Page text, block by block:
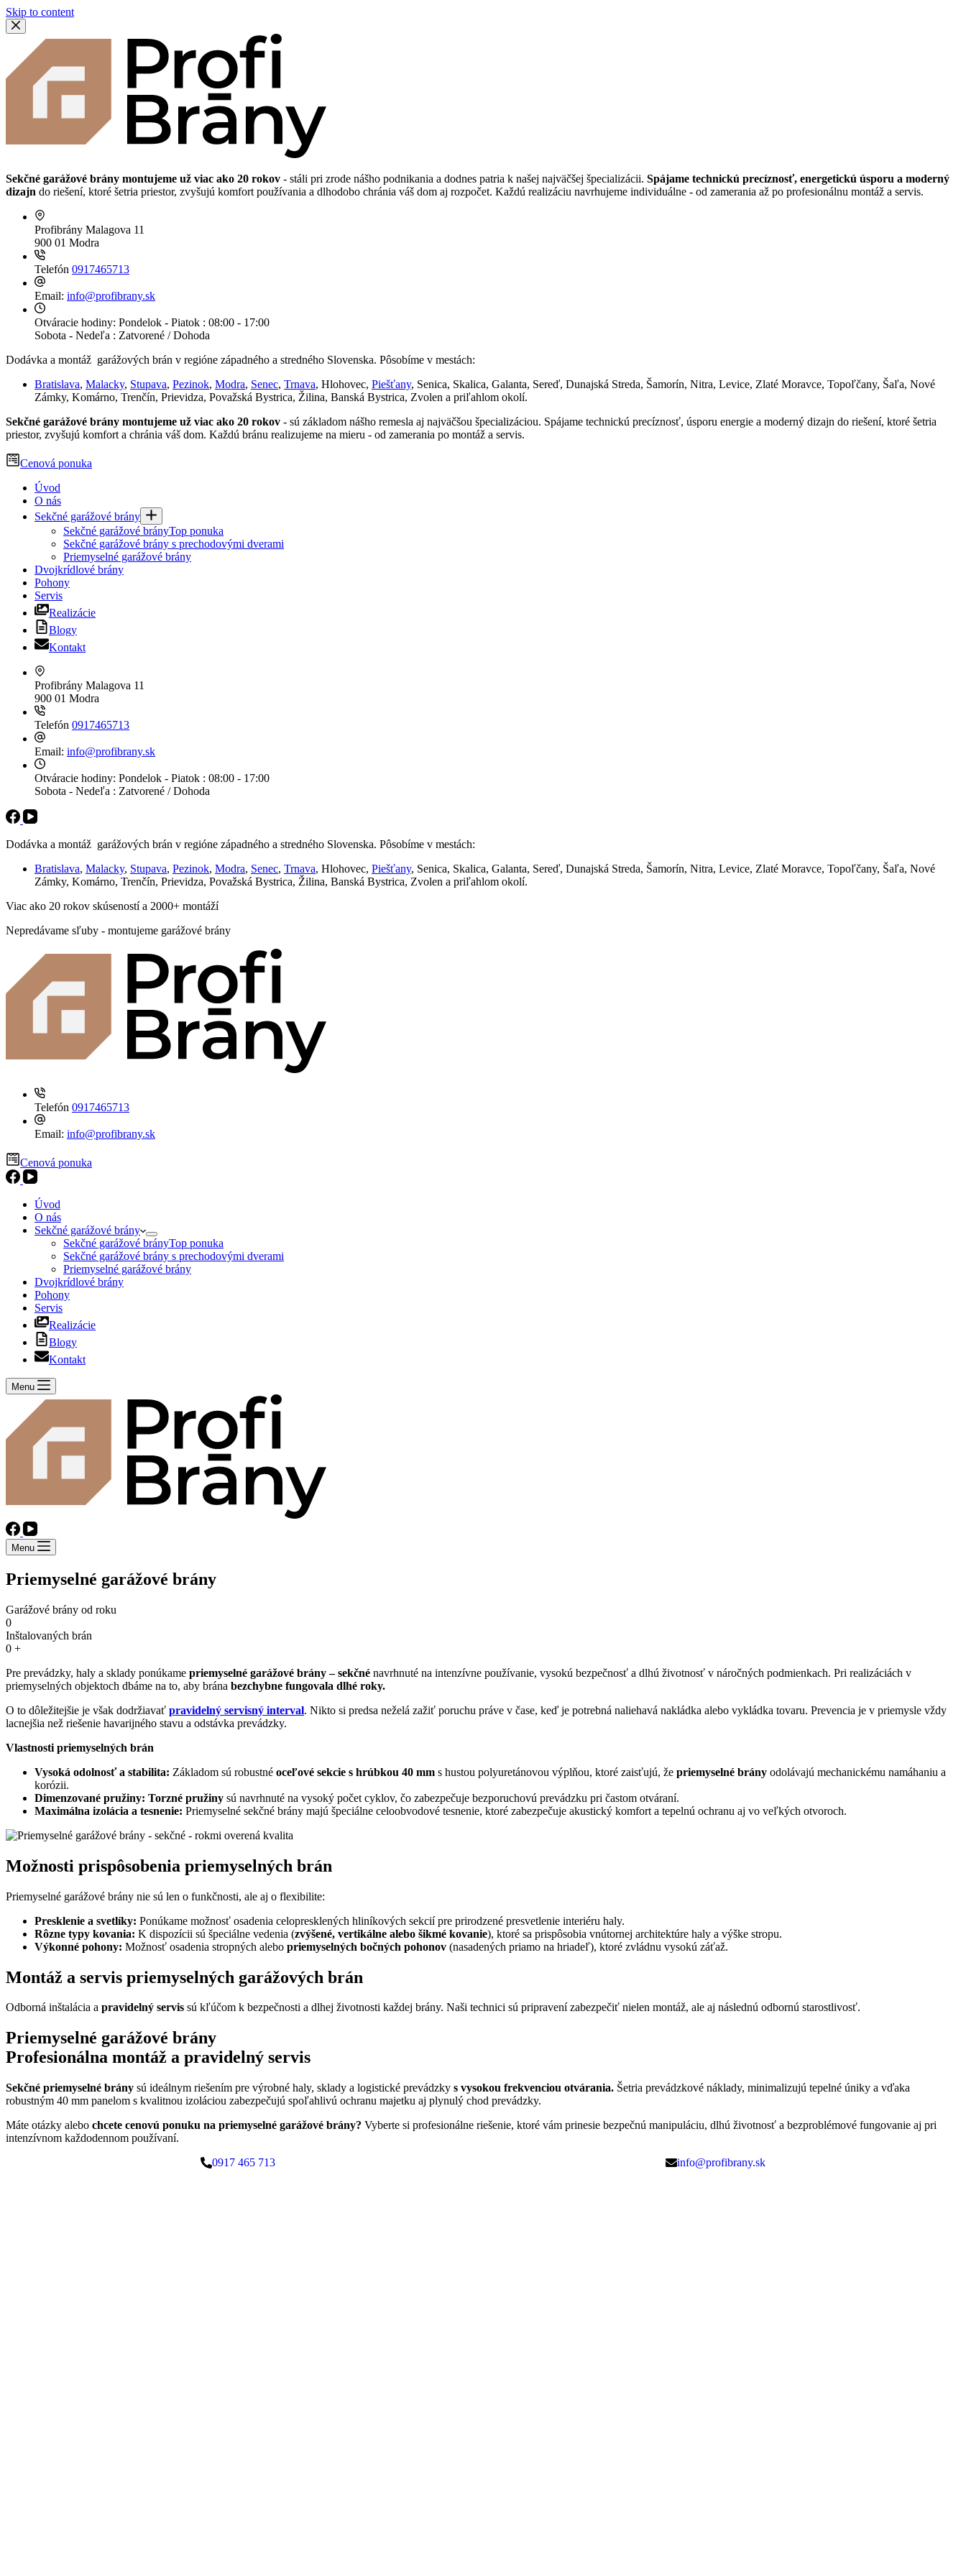
Skip to content
Sekčné garážové brány montujeme už viac ako 20 rokov - stáli pri zrode nášho podnikania a dodnes patria k našej najväčšej špecializácii. Spájame technickú precíznosť, energetickú úsporu a moderný
dizajn do riešení, ktoré šetria priestor, zvyšujú komfort používania a dlhodobo chránia váš dom aj rozpočet. Každú realizáciu navrhujeme individuálne - od zamerania až po profesionálnu montáž a servis.
Profibrány Malagova 11
900 01 Modra
Telefón 0917465713
Email: info@profibrany.sk
Otváracie hodiny: Pondelok - Piatok : 08:00 - 17:00
Sobota - Nedeľa : Zatvorené / Dohoda
Dodávka a montáž garážových brán v regióne západného a stredného Slovenska. Pôsobíme v mestách:
Bratislava, Malacky, Stupava, Pezinok, Modra, Senec, Trnava, Hlohovec, Piešťany, Senica, Skalica, Galanta, Sereď, Dunajská Streda, Šamorín, Nitra, Levice, Zlaté Moravce, Topoľčany, Šaľa, Nové
Zámky, Komárno, Trenčín, Prievidza, Považská Bystrica, Žilina, Banská Bystrica, Zvolen a priľahlom okolí.
Sekčné garážové brány montujeme už viac ako 20 rokov - sú základom nášho remesla aj najväčšou špecializáciou. Spájame technickú precíznosť, úsporu energie a moderný dizajn do riešení, ktoré šetria
priestor, zvyšujú komfort a chránia váš dom. Každú bránu realizujeme na mieru - od zamerania po montáž a servis.
Cenová ponuka
Úvod
O nás
Sekčné garážové brány
Sekčné garážové brányTop ponuka
Sekčné garážové brány s prechodovými dverami
Priemyselné garážové brány
Dvojkrídlové brány
Pohony
Servis
Realizácie
Blogy
Kontakt
Profibrány Malagova 11
900 01 Modra
Telefón 0917465713
Email: info@profibrany.sk
Otváracie hodiny: Pondelok - Piatok : 08:00 - 17:00
Sobota - Nedeľa : Zatvorené / Dohoda
Dodávka a montáž garážových brán v regióne západného a stredného Slovenska. Pôsobíme v mestách:
Bratislava, Malacky, Stupava, Pezinok, Modra, Senec, Trnava, Hlohovec, Piešťany, Senica, Skalica, Galanta, Sereď, Dunajská Streda, Šamorín, Nitra, Levice, Zlaté Moravce, Topoľčany, Šaľa, Nové
Zámky, Komárno, Trenčín, Prievidza, Považská Bystrica, Žilina, Banská Bystrica, Zvolen a priľahlom okolí.
Viac ako 20 rokov skúseností a 2000+ montáží
Nepredávame sľuby - montujeme garážové brány
Telefón 0917465713
Email: info@profibrany.sk
Cenová ponuka
Úvod
O nás
Sekčné garážové brány
Sekčné garážové brányTop ponuka
Sekčné garážové brány s prechodovými dverami
Priemyselné garážové brány
Dvojkrídlové brány
Pohony
Servis
Realizácie
Blogy
Kontakt
Menu
Menu
Priemyselné garážové brány
Garážové brány od roku
0
Inštalovaných brán
0 +
Pre prevádzky, haly a sklady ponúkame priemyselné garážové brány – sekčné navrhnuté na intenzívne používanie, vysokú bezpečnosť a dlhú životnosť v náročných podmienkach. Pri realizáciách v
priemyselných objektoch dbáme na to, aby brána bezchybne fungovala dlhé roky.
O to dôležitejšie je však dodržiavať pravidelný servisný interval. Nikto si predsa neželá zažiť poruchu práve v čase, keď je potrebná naliehavá nakládka alebo vykládka tovaru. Prevencia je v priemysle vždy
lacnejšia než riešenie havarijného stavu a odstávka prevádzky.
Vlastnosti priemyselných brán
Vysoká odolnosť a stabilita: Základom sú robustné oceľové sekcie s hrúbkou 40 mm s hustou polyuretánovou výplňou, ktoré zaisťujú, že priemyselné brány odolávajú mechanickému namáhaniu a
korózii.
Dimenzované pružiny: Torzné pružiny sú navrhnuté na vysoký počet cyklov, čo zabezpečuje bezporuchovú prevádzku pri častom otváraní.
Maximálna izolácia a tesnenie: Priemyselné sekčné brány majú špeciálne celoobvodové tesnenie, ktoré zabezpečuje akustický komfort a tepelnú ochranu aj vo veľkých otvoroch.
Možnosti prispôsobenia priemyselných brán
Priemyselné garážové brány nie sú len o funkčnosti, ale aj o flexibilite:
Presklenie a svetlíky: Ponúkame možnosť osadenia celopresklených hliníkových sekcií pre prirodzené presvetlenie interiéru haly.
Rôzne typy kovania: K dispozícii sú špeciálne vedenia (zvýšené, vertikálne alebo šikmé kovanie), ktoré sa prispôsobia vnútornej architektúre haly a výške stropu.
Výkonné pohony: Možnosť osadenia stropných alebo priemyselných bočných pohonov (nasadených priamo na hriadeľ), ktoré zvládnu vysokú záťaž.
Montáž a servis priemyselných garážových brán
Odborná inštalácia a pravidelný servis sú kľúčom k bezpečnosti a dlhej životnosti každej brány. Naši technici sú pripravení zabezpečiť nielen montáž, ale aj následnú odbornú starostlivosť.
Priemyselné garážové brány
Profesionálna montáž a pravidelný servis
Sekčné priemyselné brány sú ideálnym riešením pre výrobné haly, sklady a logistické prevádzky s vysokou frekvenciou otvárania. Šetria prevádzkové náklady, minimalizujú tepelné úniky a vďaka
robustným 40 mm panelom s kvalitnou izoláciou zabezpečujú spoľahlivú ochranu majetku aj plynulý chod prevádzky.
Máte otázky alebo chcete cenovú ponuku na priemyselné garážové brány? Vyberte si profesionálne riešenie, ktoré vám prinesie bezpečnú manipuláciu, dlhú životnosť a bezproblémové fungovanie aj pri
intenzívnom každodennom používaní.
0917 465 713
info@profibrany.sk